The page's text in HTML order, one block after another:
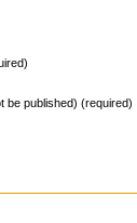
be published) (required)